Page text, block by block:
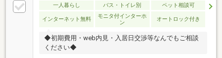
一人暮らし バス・トイレ別 ペット相談可
インターネット無料
モニタ付インターホ
ン
オートロック付き
◆初期費用・web内見・入居日交渉等なんでもご相談
ください◆